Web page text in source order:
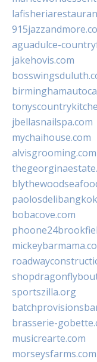
aguadulce-
jakehovis.com
jbellasnailspa.com
mychaihouse.com
alvisgrooming.com
bobacove.com
sportszilla.org
brasserie-
musicrearte.com
morseysfarms.com